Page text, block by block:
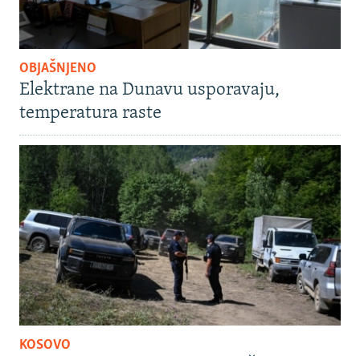
OBJAŠNJENO
Elektrane na Dunavu usporavaju,
temperatura raste
KOSOVO